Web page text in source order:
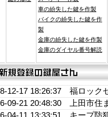
車の紛失した鍵を作製
バイクの紛失した鍵を作
製
金庫の紛失した鍵を作製
金庫のダイヤル番号解読
12-17 18:26:37 福ロック
09-21 20:48:30 上田市住